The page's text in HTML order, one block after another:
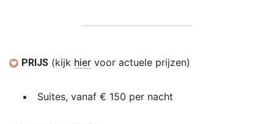
PRIJS (kijk hier voor actuele prijzen)
Suites, vanaf € 150 per nacht